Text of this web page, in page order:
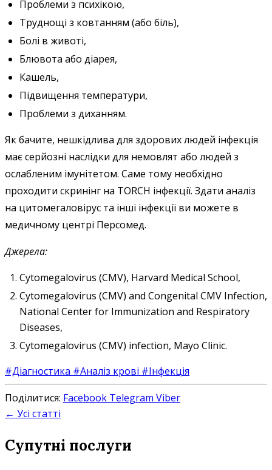
Проблеми з психікою,
Труднощі з ковтанням (або біль),
Болі в животі,
Блювота або діарея,
Кашель,
Підвищення температури,
Проблеми з диханням.
Як бачите, нешкідлива для здорових людей інфекція
має серйозні наслідки для немовлят або людей з
ослабленим імунітетом. Саме тому необхідно
проходити скринінг на TORCH інфекції. Здати аналіз
на цитомегаловірус та інші інфекції ви можете в
медичному центрі Персомед.
Джерела:
Cytomegalovirus (CMV), Harvard Medical School,
Cytomegalovirus (CMV) and Congenital CMV Infection,
National Center for Immunization and Respiratory
Diseases,
Cytomegalovirus (CMV) infection, Mayo Clinic.
#Діагностика #Аналіз крові #Інфекція
Поділитися: Facebook Telegram Viber
← Усі статті
Супутні послуги